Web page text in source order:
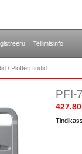
Tellimisinfo
/ Plotteri tindid
PFI-